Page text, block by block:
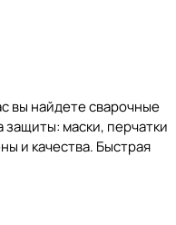
вы найдете сварочные
маски, перчатки
и качества. Быстрая